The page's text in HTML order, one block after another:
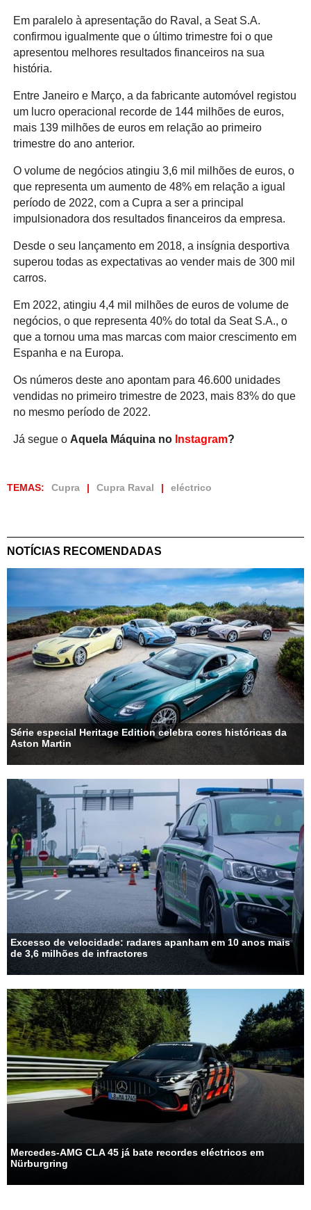
Em paralelo à apresentação do Raval, a Seat S.A.
confirmou igualmente que o último trimestre foi o que
apresentou melhores resultados financeiros na sua
história.
Entre Janeiro e Março, a da fabricante automóvel registou
um lucro operacional recorde de 144 milhões de euros,
mais 139 milhões de euros em relação ao primeiro
trimestre do ano anterior.
O volume de negócios atingiu 3,6 mil milhões de euros, o
que representa um aumento de 48% em relação a igual
período de 2022, com a Cupra a ser a principal
impulsionadora dos resultados financeiros da empresa.
Desde o seu lançamento em 2018, a insígnia desportiva
superou todas as expectativas ao vender mais de 300 mil
carros.
Em 2022, atingiu 4,4 mil milhões de euros de volume de
negócios, o que representa 40% do total da Seat S.A., o
que a tornou uma mas marcas com maior crescimento em
Espanha e na Europa.
Os números deste ano apontam para 46.600 unidades
vendidas no primeiro trimestre de 2023, mais 83% do que
no mesmo período de 2022.
Já segue o Aquela Máquina no Instagram?
TEMAS: Cupra Cupra Raval eléctrico
NOTÍCIAS RECOMENDADAS
Série especial Heritage Edition celebra cores históricas da
Aston Martin
Excesso de velocidade: radares apanham em 10 anos mais
de 3,6 milhões de infractores
Mercedes-AMG CLA 45 já bate recordes eléctricos em
Nürburgring